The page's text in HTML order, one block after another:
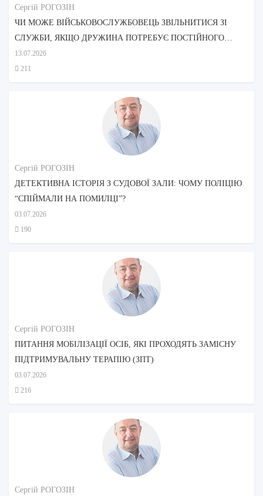
Сергій РОГОЗІН
ЧИ МОЖЕ ВІЙСЬКОВОСЛУЖБОВЕЦЬ ЗВІЛЬНИТИСЯ ЗІ
СЛУЖБИ, ЯКЩО ДРУЖИНА ПОТРЕБУЄ ПОСТІЙНОГО
ДОГЛЯДУ?
13.07.2026
211
Сергій РОГОЗІН
ДЕТЕКТИВНА ІСТОРІЯ З СУДОВОЇ ЗАЛИ: ЧОМУ ПОЛІЦІЮ
“СПІЙМАЛИ НА ПОМИЛЦІ”?
03.07.2026
190
Сергій РОГОЗІН
ПИТАННЯ МОБІЛІЗАЦІЇ ОСІБ, ЯКІ ПРОХОДЯТЬ ЗАМІСНУ
ПІДТРИМУВАЛЬНУ ТЕРАПІЮ (ЗПТ)
03.07.2026
216
Сергій РОГОЗІН